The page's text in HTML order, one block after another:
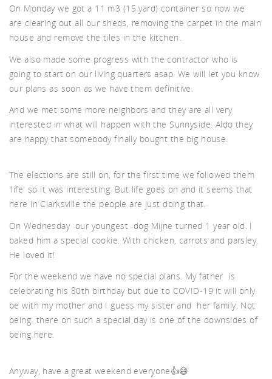
On Monday we got a 11 m3 (15 yard) container so now we
are clearing out all our sheds, removing the carpet in the main
house and remove the tiles in the kitchen.
We also made some progress with the contractor who is
going to start on our living quarters asap. We will let you know
our plans as soon as we have them definitive.
And we met some more neighbors and they are all very
interested in what will happen with the Sunnyside. Aldo they
are happy that somebody finally bought the big house.
The elections are still on, for the first time we followed them
'life' so it was interesting. But life goes on and it seems that
here in Clarksville the people are just doing that.
On Wednesday our youngest dog Mijne turned 1 year old. I
baked him a special cookie. With chicken, carrots and parsley.
He loved it!
For the weekend we have no special plans. My father is
celebrating his 80th birthday but due to COVID-19 it will only
be with my mother and I guess my sister and her family. Not
being there on such a special day is one of the downsides of
being here.
Anyway, have a great weekend everyone👍😄